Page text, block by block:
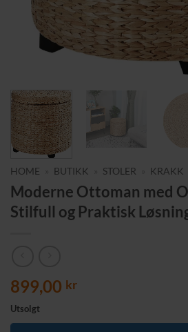
HOME BUTIKK STOLER KRAKK
Moderne Ottoman med
Stilfull og Praktisk
899,00 kr
Utsolgt